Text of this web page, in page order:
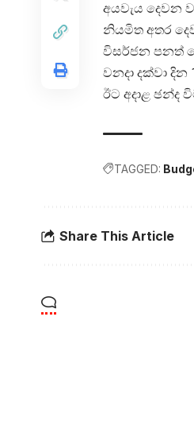
අයවැය දෙවන
නියමිත අතර
විසර්ජන පනත්
වනදා දක්වා
ඊට අදාළ ඡන්ද
TAGGED:
Share This Article